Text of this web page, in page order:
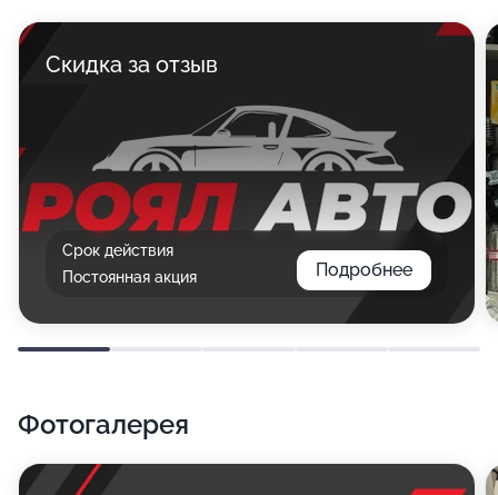
Скидка за отзыв
Срок действия
Постоянная акция
Подробнее
Фотогалерея